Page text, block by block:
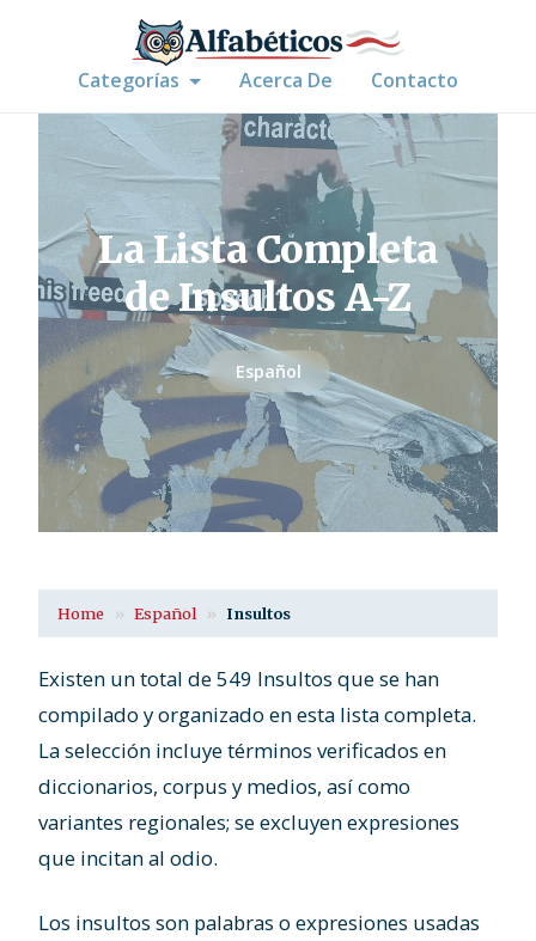
Categorías Acerca De Contacto
La Lista Completa
de Insultos A-Z
Español
Home Español Insultos
Existen un total de 549 Insultos que se han
compilado y organizado en esta lista completa.
La selección incluye términos verificados en
diccionarios, corpus y medios, así como
variantes regionales; se excluyen expresiones
que incitan al odio.
Los insultos son palabras o expresiones usadas